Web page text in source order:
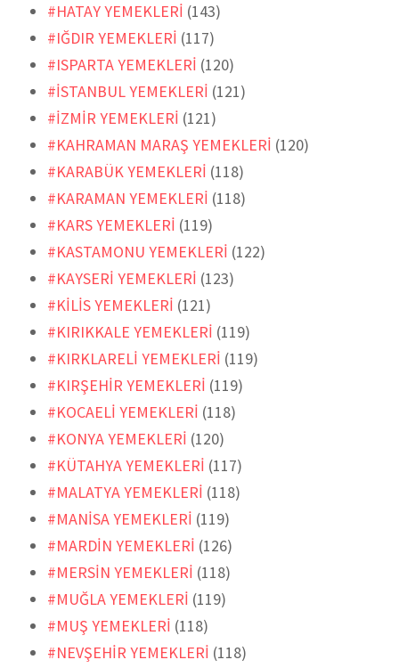
#HATAY YEMEKLERİ (143)
#IĞDIR YEMEKLERİ (117)
#ISPARTA YEMEKLERİ (120)
#İSTANBUL YEMEKLERİ (121)
#İZMİR YEMEKLERİ (121)
#KAHRAMAN MARAŞ YEMEKLERİ (120)
#KARABÜK YEMEKLERİ (118)
#KARAMAN YEMEKLERİ (118)
#KARS YEMEKLERİ (119)
#KASTAMONU YEMEKLERİ (122)
#KAYSERİ YEMEKLERİ (123)
#KİLİS YEMEKLERİ (121)
#KIRIKKALE YEMEKLERİ (119)
#KIRKLARELİ YEMEKLERİ (119)
#KIRŞEHİR YEMEKLERİ (119)
#KOCAELİ YEMEKLERİ (118)
#KONYA YEMEKLERİ (120)
#KÜTAHYA YEMEKLERİ (117)
#MALATYA YEMEKLERİ (118)
#MANİSA YEMEKLERİ (119)
#MARDİN YEMEKLERİ (126)
#MERSİN YEMEKLERİ (118)
#MUĞLA YEMEKLERİ (119)
#MUŞ YEMEKLERİ (118)
#NEVŞEHİR YEMEKLERİ (118)